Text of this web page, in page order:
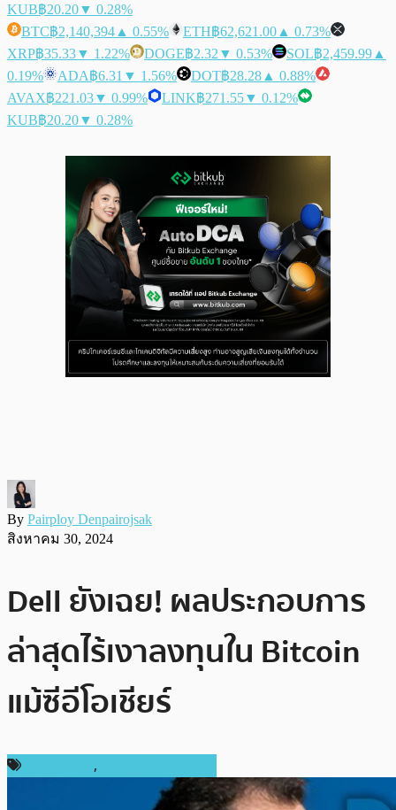
KUB฿20.20▼ 0.28%
BTC฿2,140,394 ▲ 0.55% ETH฿62,621.00 ▲ 0.73%
XRP฿35.33▼ 1.22% DOGE฿2.32 ▼ 0.53% SOL฿2,459.99 ▲
0.19%
ADA฿6.31 ▼ 1.56% DOT฿28.28 ▲ 0.88%
AVAX฿221.03▼ 0.99% LINK฿271.55▼ 0.12%
KUB฿20.20▼ 0.28%
By Pairploy Denpairojsak
สิงหาคม 30, 2024
Dell ยังเฉย! ผลประกอบการ
ล่าสุดไร้เงาลงทุนใน Bitcoin
แม้ซีอีโอเชียร์
,